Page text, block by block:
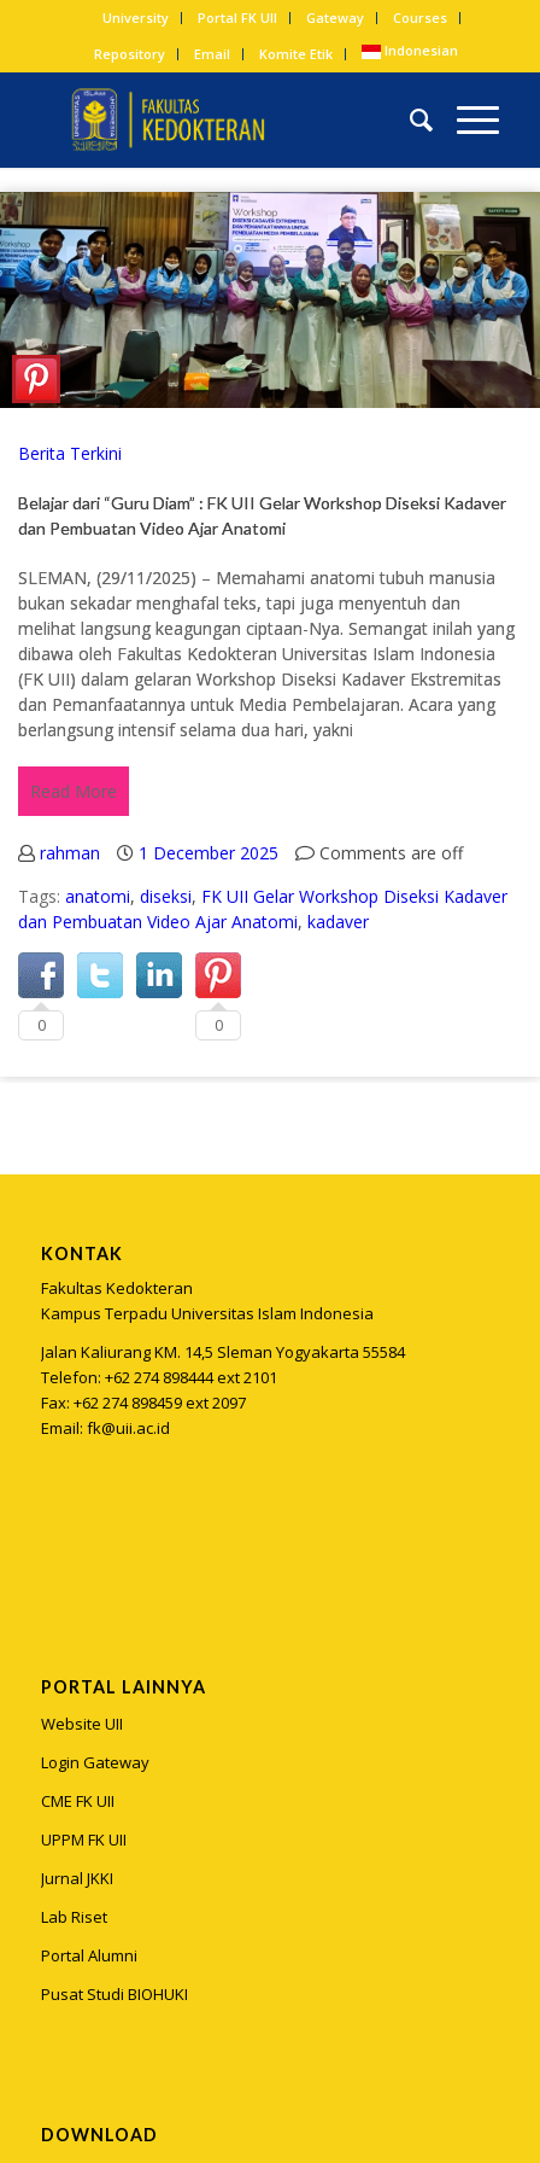
University Portal FK UII Gateway
Courses
Repository
Email Komite Etik Indonesian
Berita Terkini
Belajar dari “Guru Diam” : FK UII Gelar Workshop Diseksi Kadaver
dan Pembuatan Video Ajar Anatomi
SLEMAN, (29/11/2025) – Memahami anatomi tubuh manusia
bukan sekadar menghafal teks, tapi juga menyentuh dan
melihat langsung keagungan ciptaan-Nya. Semangat inilah yang
dibawa oleh Fakultas Kedokteran Universitas Islam Indonesia
(FK UII) dalam gelaran Workshop Diseksi Kadaver Ekstremitas
dan Pemanfaatannya untuk Media Pembelajaran. Acara yang
berlangsung intensif selama dua hari, yakni
Read More
rahman 1 December 2025
Comments are off
Tags: anatomi, diseksi, FK UII Gelar Workshop Diseksi Kadaver
dan Pembuatan Video Ajar Anatomi, kadaver
0 0
KONTAK
Fakultas Kedokteran
Kampus Terpadu Universitas Islam Indonesia
Jalan Kaliurang KM. 14,5 Sleman Yogyakarta 55584
Telefon: +62 274 898444 ext 2101
Fax: +62 274 898459 ext 2097
Email: fk@uii.ac.id
PORTAL LAINNYA
Website UII
Login Gateway
CME FK UII
UPPM FK UII
Jurnal JKKI
Lab Riset
Portal Alumni
Pusat Studi BIOHUKI
DOWNLOAD